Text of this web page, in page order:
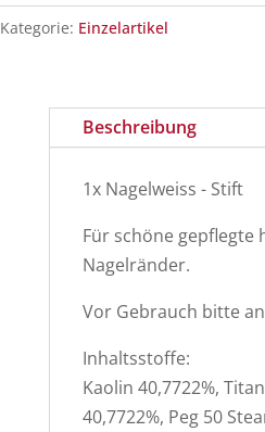
Menge
Kategorie: Einzelartikel
Beschreibung
1x Nagelweiss - Stift
Für schöne gepflegte
Nagelränder.
Vor Gebrauch bitte
Inhaltsstoffe:
Kaolin 40,7722%,
40,7722%, Peg 50